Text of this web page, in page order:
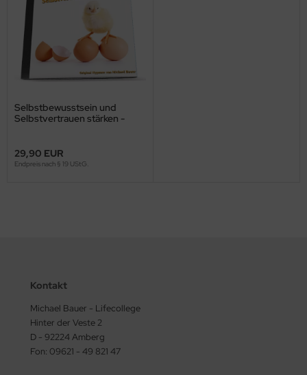
Selbstbewusstsein und
Selbstvertrauen stärken -
29,90 EUR
Endpreis nach § 19 UStG.
Kontakt
Michael Bauer - Lifecollege
Hinter der Veste 2
D - 92224 Amberg
Fon: 09621 - 49 821 47